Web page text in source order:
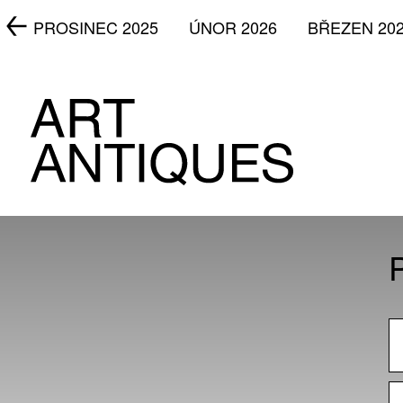
BŘEZEN
ÚNOR 2026
PROSINEC 2025